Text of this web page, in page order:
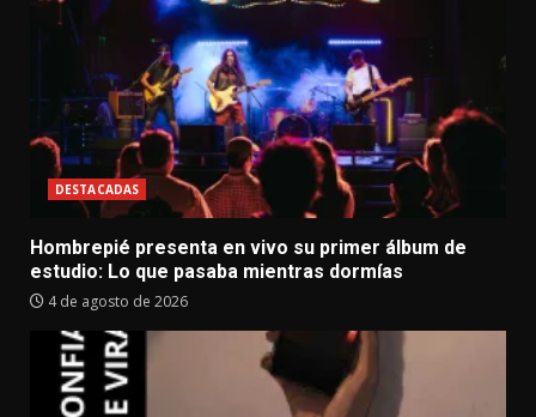
DESTACADAS
Hombrepié presenta en vivo su primer álbum de
estudio: Lo que pasaba mientras dormías
4 de agosto de 2026